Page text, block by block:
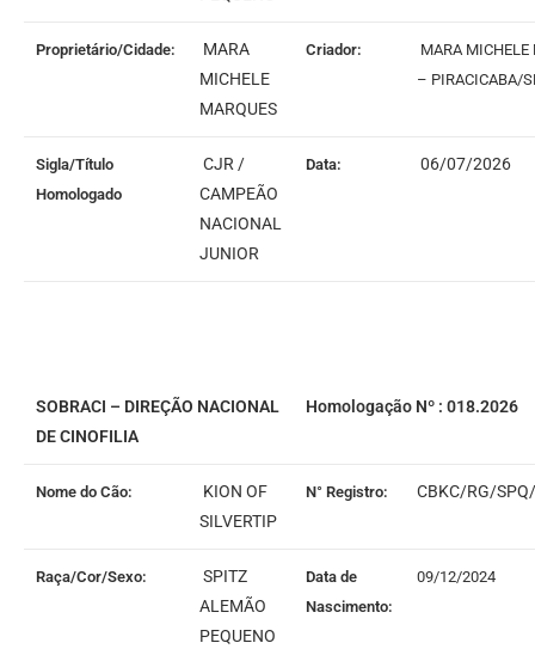
Proprietário/Cidade:
MARA
MICHELE
MARQUES
Criador:
MARA MICHELE
– PIRACICABA/
Sigla/Título
Homologado
CJR /
CAMPEÃO
NACIONAL
JUNIOR
Data: 06/07/2026
SOBRACI – DIREÇÃO NACIONAL
DE CINOFILIA
Homologação Nº : 018.2026
Nome do Cão:
KION OF
SILVERTIP
N° Registro: CBKC/RG/
Raça/Cor/Sexo:
SPITZ
ALEMÃO
PEQUENO
Data de
Nascimento:
09/12/2024